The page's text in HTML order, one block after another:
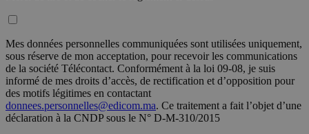
Mes données personnelles communiquées sont utilisées uniquement,
sous réserve de mon acceptation, pour recevoir les communications
de la société Télécontact. Conformément à la loi 09-08, je suis
informé de mes droits d’accès, de rectification et d’opposition pour
des motifs légitimes en contactant
donnees.personnelles@edicom.ma. Ce traitement a fait l’objet d’une
déclaration à la CNDP sous le N° D-M-310/2015